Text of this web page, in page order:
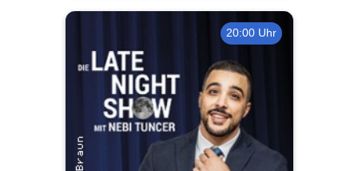
20:00 Uhr